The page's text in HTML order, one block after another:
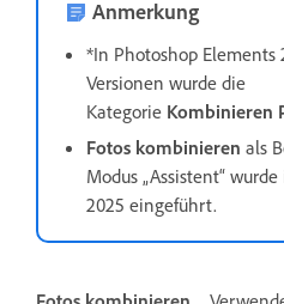
Anmerkung
*In Photoshop Elements
Versionen wurde die
Kategorie Kombinieren
Fotos kombinieren als
Modus „Assistent“
2025 eingeführt.